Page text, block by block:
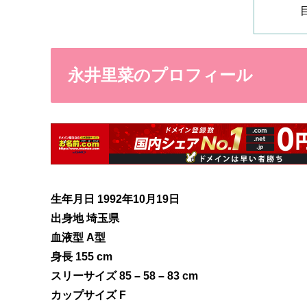
永井里菜のプロフィール
生年月日 1992年10月19日
出身地 埼玉県
血液型 A型
身長 155 cm
スリーサイズ 85 – 58 – 83 cm
カップサイズ F